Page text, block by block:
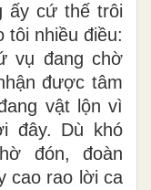
ấy cứ thế trôi
tôi nhiều điều:
vụ đang chờ
được tâm
vật lộn vì
đây. Dù khó
đón, đoàn
cao rao lời ca